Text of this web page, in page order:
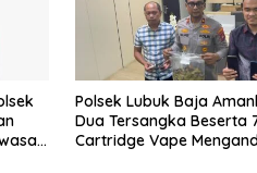
Polsek Lubuk Baja
Dua Tersangka Beserta
Cartridge Vape